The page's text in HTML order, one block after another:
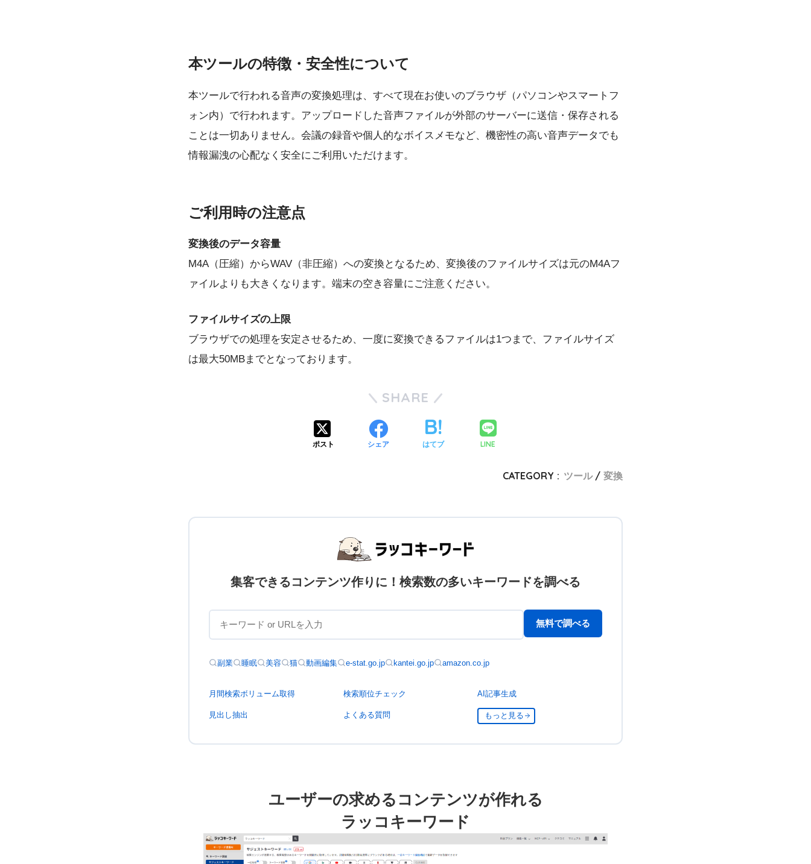
本ツールの特徴・安全性について
本ツールで行われる音声の変換処理は、すべて現在お使いのブラウザ（パソコンやスマートフ
ォン内）で行われます。アップロードした音声ファイルが外部のサーバーに送信・保存される
ことは一切ありません。会議の録音や個人的なボイスメモなど、機密性の高い音声データでも
情報漏洩の心配なく安全にご利用いただけます。
ご利用時の注意点
変換後のデータ容量
M4A（圧縮）からWAV（非圧縮）への変換となるため、変換後のファイルサイズは元のM4Aフ
ァイルよりも大きくなります。端末の空き容量にご注意ください。
ファイルサイズの上限
ブラウザでの処理を安定させるため、一度に変換できるファイルは1つまで、ファイルサイズ
は最大50MBまでとなっております。
SHARE
ポスト シェア はてブ LINE
CATEGORY : ツール 変換
集客できるコンテンツ作りに！検索数の多いキーワードを調べる
無料で調べる
副業 睡眠 美容 猫 動画編集 e-stat.go.jp kantei.go.jp amazon.co.jp
月間検索ボリューム取得 検索順位チェック AI記事生成
見出し抽出 よくある質問 もっと見る
ユーザーの求めるコンテンツが作れる
ラッコキーワード